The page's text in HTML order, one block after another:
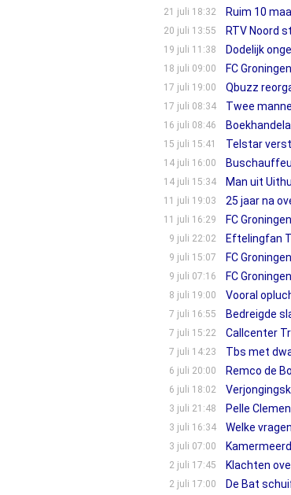
21 juli 18:32 Ruim 10
20 juli 13:55 RTV Noord
19 juli 11:38 Dodelijk
18 juli 09:00 FC
17 juli 19:00 Qbuzz
17 juli 08:34 Twee
16 juli 08:46
15 juli 15:41 Telstar
14 juli 16:00
14 juli 15:34 Man uit
11 juli 19:03 25 jaar na
11 juli 16:29 FC
9 juli 22:02 Eftelingfan
9 juli 15:07 FC
9 juli 07:16 FC
8 juli 19:00 Vooral
7 juli 16:55 Bedreigde
7 juli 15:22 Callcenter
7 juli 14:23 Tbs met
6 juli 20:00 Remco de
6 juli 18:02
3 juli 21:48 Pelle
3 juli 16:34 Welke
3 juli 07:00
2 juli 17:45 Klachten
2 juli 17:00 De Bat